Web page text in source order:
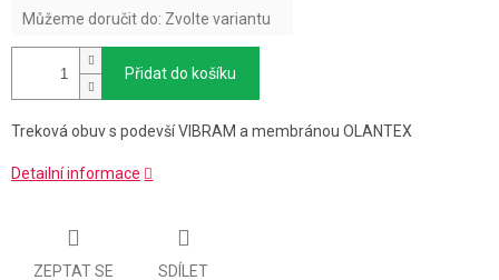
Můžeme doručit do: Zvolte variantu
Přidat do košíku
Treková obuv s podevší VIBRAM a membránou OLANTEX
Detailní informace
ZEPTAT SE SDÍLET